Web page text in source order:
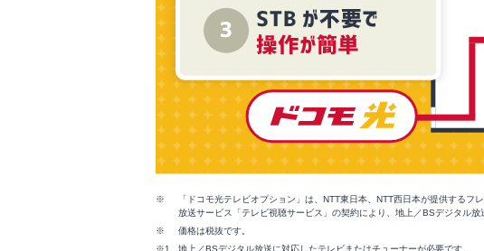
「ドコモ光テレビオプション」は、NTT東日本、NTT西日本が提供する
放送サービス「テレビ視聴サービス」の契約により、地上／BSデジタル放
価格は税抜です。